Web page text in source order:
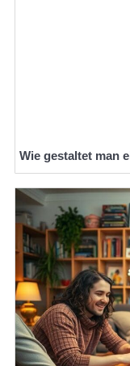
Wie gestaltet man